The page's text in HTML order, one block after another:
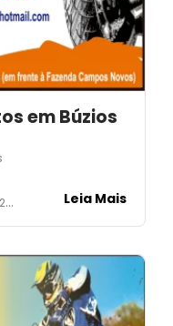
em Búzios
Leia Mais